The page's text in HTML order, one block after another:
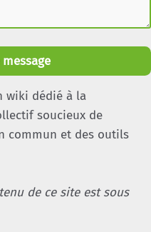
wiki dédié à la
soucieux de
commun et des outils
de ce site est sous